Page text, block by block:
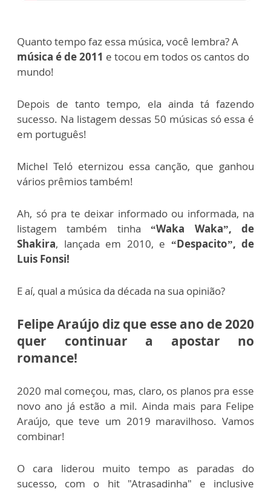
Quanto tempo faz essa música, você lembra?A
música é de 2011 e tocou em todos os cantos do
mundo!
Depois de tanto tempo, ela ainda tá fazendo
sucesso. Na listagem dessas 50 músicas só essa é
em português!
Michel Teló eternizou essa canção, que ganhou
vários prêmios também!
Ah, só pra te deixar informado ou informada, na
listagem também tinha“Waka Waka”, de
Shakira, lançada em 2010, e “Despacito”, de
Luis Fonsi!
E aí, qual a música da década na sua opinião?
Felipe Araújo diz que esse ano de 2020
quer continuar a apostar no
romance!
2020 mal começou, mas, claro, os planos pra esse
novo ano já estão a mil. Ainda mais para Felipe
Araújo, que teve um 2019 maravilhoso. Vamos
combinar!
O cara liderou muito tempo as paradas do
sucesso, com o hit "Atrasadinha" e inclusive